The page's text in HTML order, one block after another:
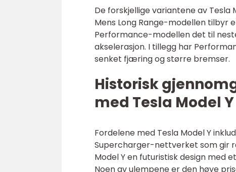
De forskjellige variantene av Tesla
Mens Long Range-modellen tilbyr
Performance-modellen det til
akselerasjon. I tillegg har
senket fjæring og større bremser.
Historisk
med Tesla Model Y
Fordelene med Tesla Model Y
Supercharger-nettverket som gir
Model Y en futuristisk design med
Noen av ulempene er den høye